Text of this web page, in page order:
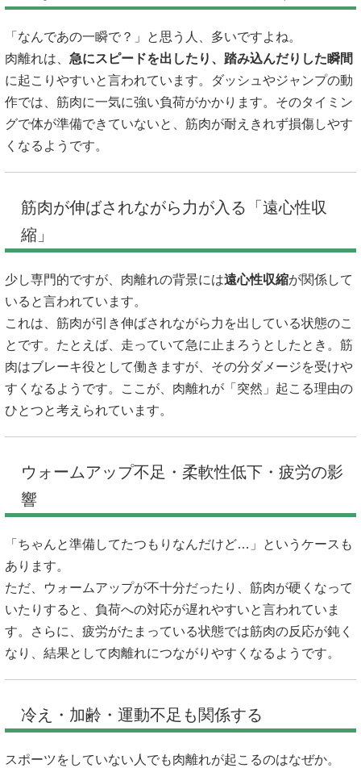
「なんであの一瞬で？」と思う人、多いですよね。
肉離れは、 急にスピードを出したり、踏み込んだりした瞬間
に起こりやすいと言われています。ダッシュやジャンプの動
作では、筋肉に一気に強い負荷がかかります。そのタイミン
グで体が準備できていないと、筋肉が耐えきれず損傷しやす
くなるようです。
筋肉が伸ばされながら力が入る「遠心性収
縮」
少し専門的ですが、肉離れの背景には遠心性収縮が関係して
いると言われています。
これは、筋肉が引き伸ばされながら力を出している状態のこ
とです。たとえば、走っていて急に止まろうとしたとき。筋
肉はブレーキ役として働きますが、その分ダメージを受けや
すくなるようです。ここが、肉離れが「突然」起こる理由の
ひとつと考えられています。
ウォームアップ不足・柔軟性低下・疲労の影
響
「ちゃんと準備してたつもりなんだけど…」というケースも
あります。
ただ、ウォームアップが不十分だったり、筋肉が硬くなって
いたりすると、負荷への対応が遅れやすいと言われていま
す。さらに、疲労がたまっている状態では筋肉の反応が鈍く
なり、結果として肉離れにつながりやすくなるようです。
冷え・加齢・運動不足も関係する
スポーツをしていない人でも肉離れが起こるのはなぜか。